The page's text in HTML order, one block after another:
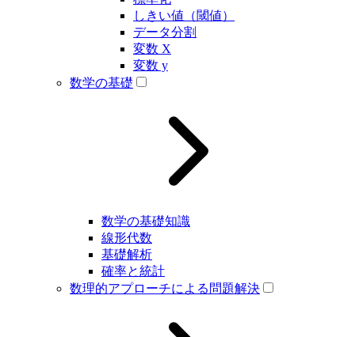
しきい値（閾値）
データ分割
変数 X
変数 y
数学の基礎
数学の基礎知識
線形代数
基礎解析
確率と統計
数理的アプローチによる問題解決